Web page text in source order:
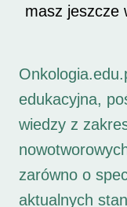
masz jeszcze
edukacyjna,
wiedzy z
zarówno o
aktualnych